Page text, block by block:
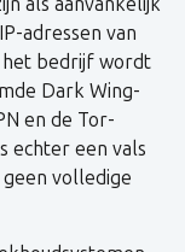
adressen van
het bedrijf wordt
Dark Wing-
en de Tor-
echter een vals
volledige